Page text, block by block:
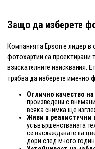
Защо да изберете
Компанията Epson е лидер в
фотохартии са проектирани
взискателните изисквания.
трябва да изберете именно
Отлично качество на
произведени с
всяка снимка ще
Живи и реалистични
усъвършенстваната
се наслаждавате на
дори след много